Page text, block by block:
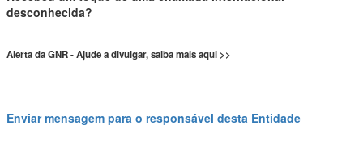
desconhecida?
Alerta da GNR - Ajude a divulgar, saiba mais aqui >>
Enviar mensagem para o responsável desta Entidade